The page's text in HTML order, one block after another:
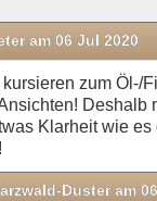
am 06 Jul 2020
zum Öl-/
Deshalb
Klarheit wie es
Duster am